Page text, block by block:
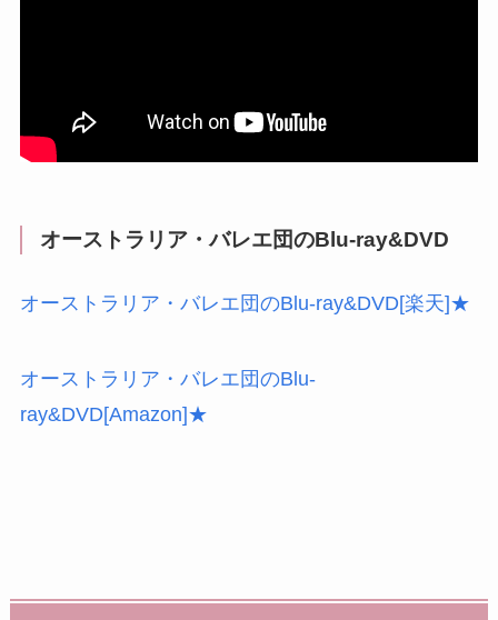
オーストラリア・バレエ団のBlu-ray&DVD
オーストラリア・バレエ団のBlu-ray&DVD[楽天]★
オーストラリア・バレエ団のBlu-
ray&DVD[Amazon]★